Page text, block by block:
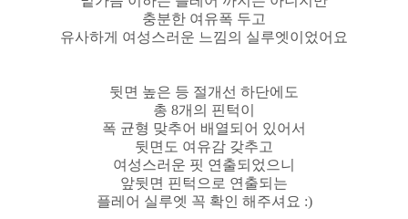
충분한 여유폭 두고
유사하게 여성스러운 느낌의 실루엣이었어요
뒷면 높은 등 절개선 하단에도
총 8개의 핀턱이
폭 균형 맞추어 배열되어 있어서
뒷면도 여유감 갖추고
여성스러운 핏 연출되었으니
앞뒷면 핀턱으로 연출되는
플레어 실루엣 꼭 확인 해주셔요 :)